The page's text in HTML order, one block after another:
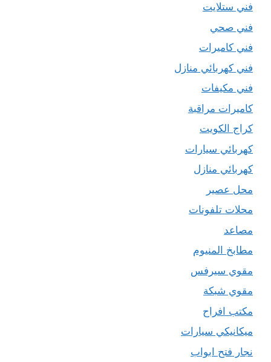
فني ستلايت
فني صحي
فني كاميرات
فني كهربائي منازل
فني مكيفات
كاميرات مراقبة
كراج الكويت
كهربائي سيارات
كهربائي منازل
محل عصير
محلات تلفونات
مصاعد
مطابخ المنيوم
مقوي سيرفس
مقوي شبكة
مكتب افراح
ميكانيكي سيارات
نجار فتح ابواب